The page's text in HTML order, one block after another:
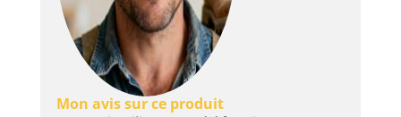
Mon avis sur ce produit